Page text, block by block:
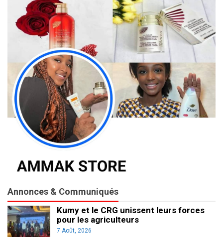
Annonces & Communiqués
Kumy et le CRG unissent leurs forces
pour les agriculteurs
7 Août, 2026